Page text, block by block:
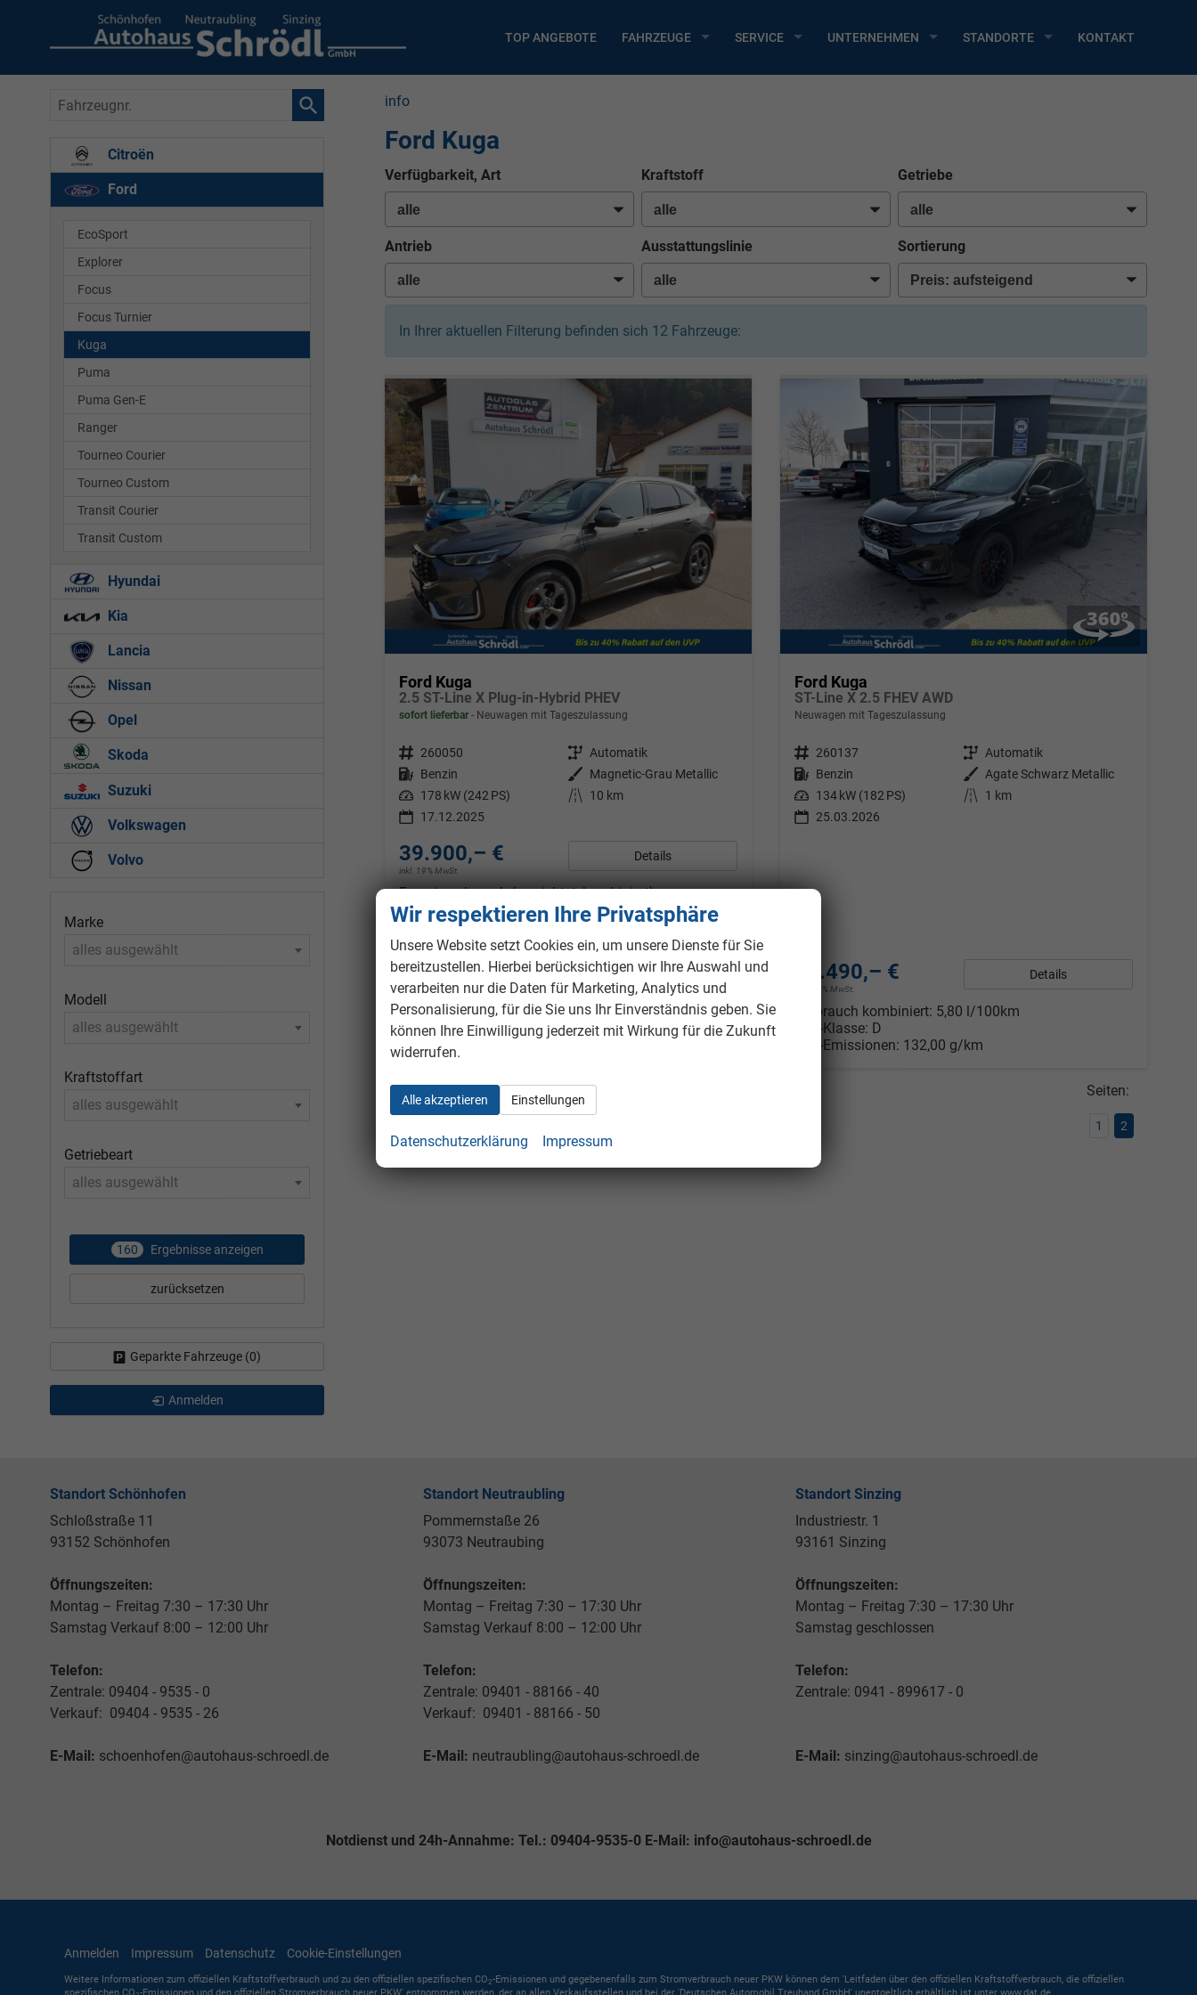
TOP ANGEBOTE FAHRZEUGE SERVICE UNTERNEHMEN STANDORTE KONTAKT
info
Ford Kuga
Verfügbarkeit, Art Kraftstoff Getriebe
Antrieb Ausstattungslinie Sortierung
In Ihrer aktuellen Filterung befinden sich 12Fahrzeuge:
Ford Kuga
2.5 ST-Line X Plug-in-Hybrid PHEV
sofort lieferbar Neuwagen mit Tageszulassung
Fahrzeugnr. 260050 Getriebe Automatik
Kraftstoff Benzin Außenfarbe
Magnetic-Grau Metallic
Leistung 178 kW (242 PS) Kilometerstand
10 km
17.12.2025
39.900,– €
inkl. 19% MwSt.
Details
Energieverbrauch (gewichtet, kombiniert):
1,00 l/100km + 16,60 kWh/100km
Kraftstoffverbrauch bei entladener Batterie
kombiniert:5,50 l/100km
Stromverbrauch bei rein elektrischem Betrieb
Elektrische Reichweite (EAER): 66 km
CO2-Klasse (gewichtet, kombiniert): B
CO2-Klasse bei entladener Batterie: D
CO2-Emissionen (gewichtet, kombiniert):
Ford Kuga
ST-Line X 2.5 FHEV AWD
Neuwagen mit Tageszulassung
Fahrzeugnr. 260137 Getriebe Automatik
Kraftstoff Benzin Außenfarbe Agate Schwarz Metallic
Leistung 134 kW (182 PS) Kilometerstand
1 km
25.03.2026
42.490,– €
inkl. 19% MwSt.
Details
Verbrauch kombiniert: 5,80 l/100km
-Klasse: D
-Emissionen: 132,00 g/km
Datensätze pro Seite: Seiten:
1 2
Fahrzeugnr.
Citroën
Ford
EcoSport
Explorer
Focus
Focus Turnier
Kuga
Puma
Puma Gen-E
Ranger
Tourneo Courier
Tourneo Custom
Transit Courier
Transit Custom
Hyundai
Kia
Lancia
Nissan
Opel
Skoda
Suzuki
Volkswagen
Volvo
Marke
alles ausgewählt
Modell
alles ausgewählt
Kraftstoffart
alles ausgewählt
Getriebeart
alles ausgewählt
160 Ergebnisse anzeigen
zurücksetzen
Geparkte Fahrzeuge (0)
Anmelden
Standort Schönhofen
Schloßstraße 11
93152 Schönhofen
Öffnungszeiten:
Montag – Freitag 7:30 – 17:30 Uhr
Samstag Verkauf 8:00 – 12:00 Uhr
Telefon:
Zentrale: 09404 - 9535 - 0
Verkauf: 09404 - 9535 - 26
E-Mail: schoenhofen@autohaus-schroedl.de
Standort Neutraubling
Pommernstaße 26
93073 Neutraubing
Öffnungszeiten:
Montag – Freitag 7:30 – 17:30 Uhr
Samstag Verkauf 8:00 – 12:00 Uhr
Telefon:
Zentrale: 09401 - 88166 - 40
Verkauf: 09401 - 88166 - 50
E-Mail: neutraubling@autohaus-schroedl.de
Standort Sinzing
Industriestr. 1
93161 Sinzing
Öffnungszeiten:
Montag – Freitag 7:30 – 17:30 Uhr
Samstag geschlossen
Telefon:
Zentrale: 0941 - 899617 - 0
E-Mail: sinzing@autohaus-schroedl.de
Notdienst und 24h-Annahme: Tel.: 09404-9535-0 E-Mail: info@autohaus-schroedl.de
Anmelden Impressum Datenschutz Cookie-Einstellungen
Weitere Informationen zum offiziellen Kraftstoffverbrauch und zu den offiziellen spezifischen CO2-Emissionen und gegebenenfalls zum Stromverbrauch neuer PKW können dem 'Leitfaden über den offiziellen Kraftstoffverbrauch, die offiziellen
Wir respektieren Ihre Privatsphäre
Unsere Website setzt Cookies ein, um unsere Dienste für Sie
bereitzustellen. Hierbei berücksichtigen wir Ihre Auswahl und
verarbeiten nur die Daten für Marketing, Analytics und
Personalisierung, für die Sie uns Ihr Einverständnis geben. Sie
können Ihre Einwilligung jederzeit mit Wirkung für die Zukunft
widerrufen.
Alle akzeptieren Einstellungen
Datenschutzerklärung Impressum